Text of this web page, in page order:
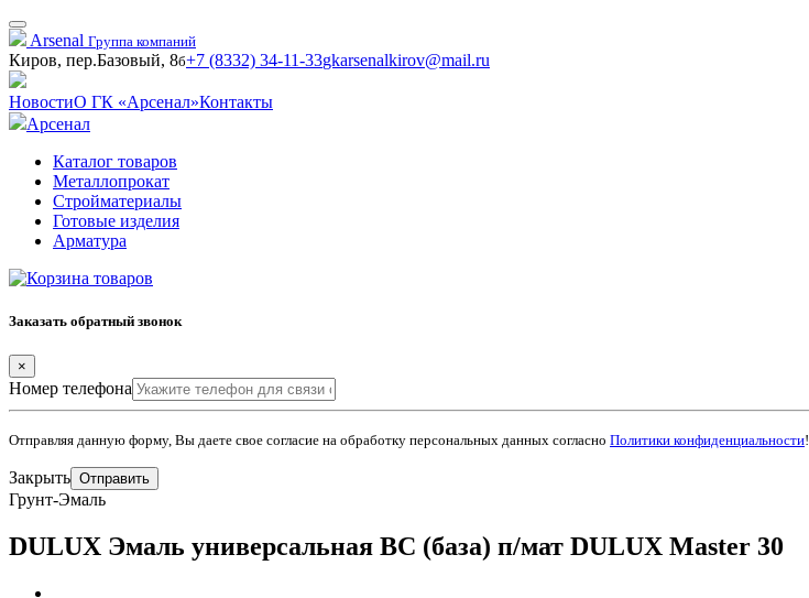
Arsenal Группа компаний
Киров, пер.Базовый, 8б+7 (8332) 34-11-33gkarsenalkirov@mail.ru
НовостиО ГК «Арсенал»Контакты
Арсенал
Каталог товаров
Металлопрокат
Стройматериалы
Готовые изделия
Арматура
Заказать обратный звонок
×
Номер телефона
Отправляя данную форму, Вы даете свое согласие на обработку персональных данных согласно Политики конфиденциальности!
Закрыть Отправить
Грунт-Эмаль
DULUX Эмаль универсальная BC (база) п/мат DULUX Master 30